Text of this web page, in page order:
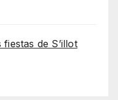
de S’illot